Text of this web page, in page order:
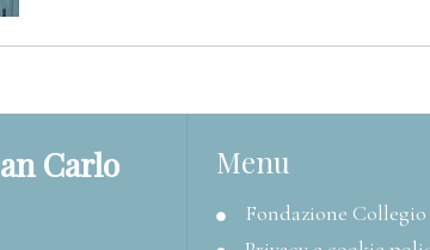
Carlo Menu
Fondazione